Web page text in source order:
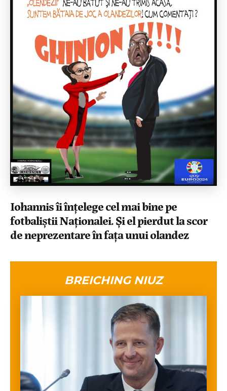
Iohannis îi înțelege cel mai bine pe
fotbaliștii Naționalei. Și el pierdut la scor
de neprezentare în fața unui olandez
BREICHING NIUZ